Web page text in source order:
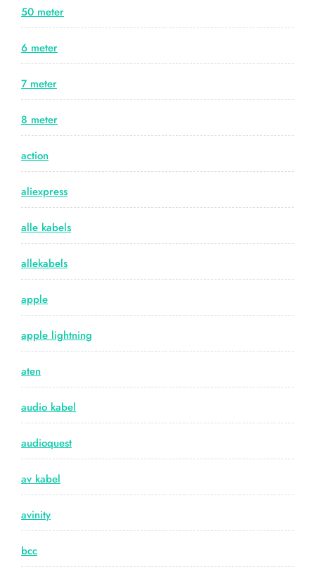
50 meter
6 meter
7 meter
8 meter
action
aliexpress
alle kabels
allekabels
apple
apple lightning
aten
audio kabel
audioquest
av kabel
avinity
bcc